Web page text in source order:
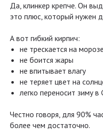
Да, клинкер крепче. Он
это плюс, который нужен
А вот гибкий кирпич:
не трескается на морозе
не боится жары
не впитывает влагу
не теряет цвет на
легко переносит зиму
Честно говоря, для 90%
более чем достаточно.